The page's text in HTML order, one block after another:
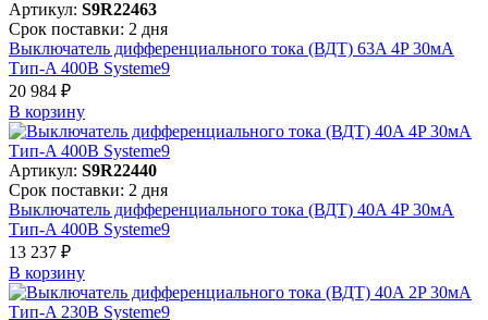
Артикул: S9R22463
Срок поставки: 2 дня
Выключатель дифференциального тока (ВДТ) 63A 4P 30мА
Тип-A 400В Systeme9
20 984 ₽
В корзинy
Артикул: S9R22440
Срок поставки: 2 дня
Выключатель дифференциального тока (ВДТ) 40A 4P 30мА
Тип-A 400В Systeme9
13 237 ₽
В корзинy